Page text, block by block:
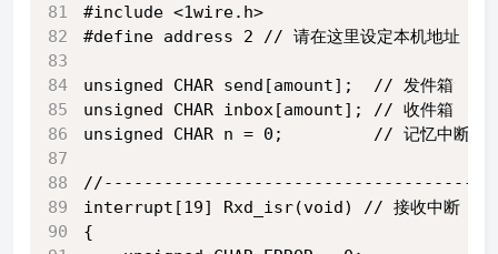
#include <1wire.h>
#define address 2 // 请在这里设定本机地址
unsigned CHAR send[amount];  // 发件箱
unsigned CHAR inbox[amount]; // 收件箱
unsigned CHAR n = 0;         // 记忆中断次
interrupt[19] Rxd_isr(void) // 接收中断
{